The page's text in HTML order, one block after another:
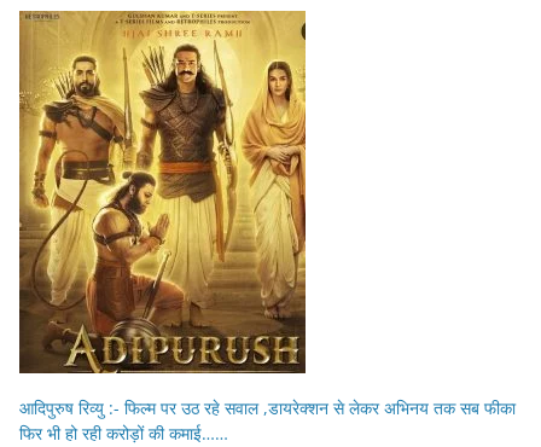
आदिपुरुष रिव्यु :- फिल्म पर उठ रहे सवाल ,डायरेक्शन से लेकर अभिनय तक सब फीका
फिर भी हो रही करोड़ों की कमाई……